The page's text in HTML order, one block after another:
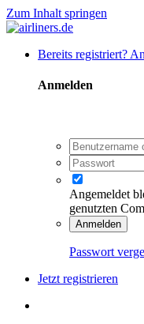
Zum Inhalt springen
Bereits registriert?
Anmelden
Angemeldet
genutzten
Anmelden
Passwort
Jetzt registrieren